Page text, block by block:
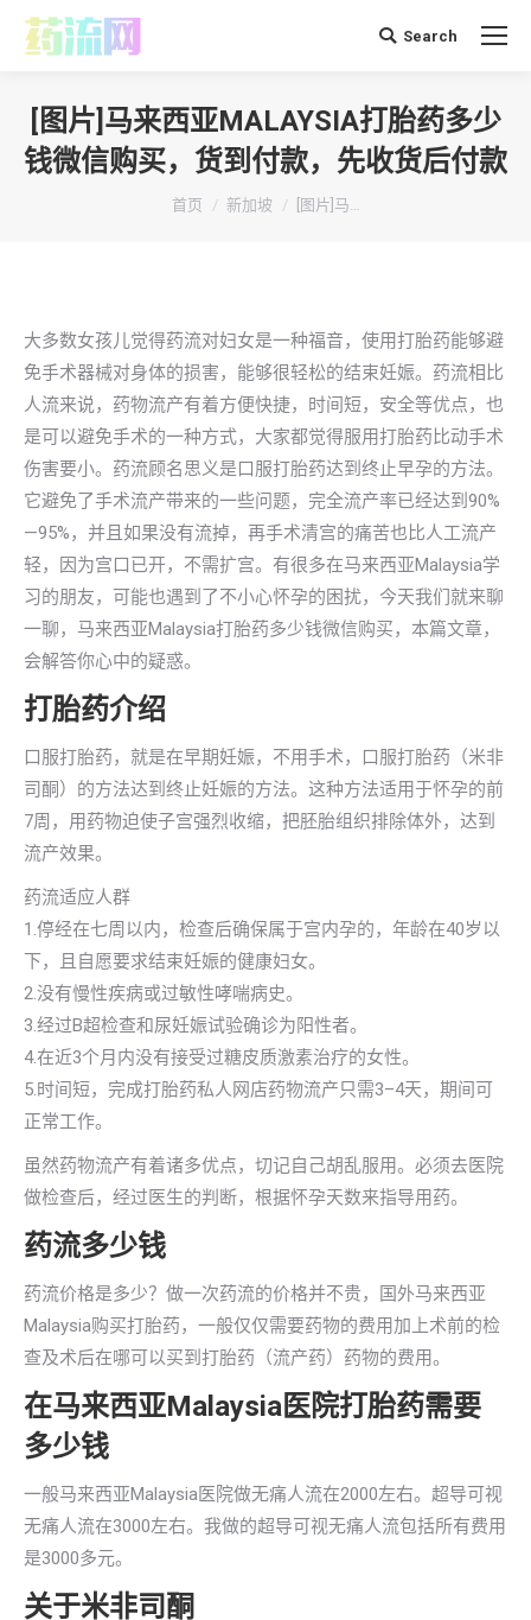
搜 Search
[图片]马来西亚MALAYSIA打胎药多少
钱微信购买，货到付款，先收货后付款
你在这里：
首页 新加坡 [图片]马…
大多数女孩儿觉得药流对妇女是一种福音，使用打胎药能够避
免手术器械对身体的损害，能够很轻松的结束妊娠。药流相比
人流来说，药物流产有着方便快捷，时间短，安全等优点，也
是可以避免手术的一种方式，大家都觉得服用打胎药比动手术
伤害要小。药流顾名思义是口服打胎药达到终止早孕的方法。
它避免了手术流产带来的一些问题，完全流产率已经达到90%
—95%，并且如果没有流掉，再手术清宫的痛苦也比人工流产
轻，因为宫口已开，不需扩宫。有很多在马来西亚Malaysia学
习的朋友，可能也遇到了不小心怀孕的困扰，今天我们就来聊
一聊，马来西亚Malaysia打胎药多少钱微信购买，本篇文章，
会解答你心中的疑惑。
打胎药介绍
口服打胎药，就是在早期妊娠，不用手术，口服打胎药（米非
司酮）的方法达到终止妊娠的方法。这种方法适用于怀孕的前
7周，用药物迫使子宫强烈收缩，把胚胎组织排除体外，达到
流产效果。
药流适应人群
1.停经在七周以内，检查后确保属于宫内孕的，年龄在40岁以
下，且自愿要求结束妊娠的健康妇女。
2.没有慢性疾病或过敏性哮喘病史。
3.经过B超检查和尿妊娠试验确诊为阳性者。
4.在近3个月内没有接受过糖皮质激素治疗的女性。
5.时间短，完成打胎药私人网店药物流产只需3–4天，期间可
正常工作。
虽然药物流产有着诸多优点，切记自己胡乱服用。必须去医院
做检查后，经过医生的判断，根据怀孕天数来指导用药。
药流多少钱
药流价格是多少？做一次药流的价格并不贵，国外马来西亚
Malaysia购买打胎药，一般仅仅需要药物的费用加上术前的检
查及术后在哪可以买到打胎药（流产药）药物的费用。
在马来西亚Malaysia医院打胎药需要
多少钱
一般马来西亚Malaysia医院做无痛人流在2000左右。超导可视
无痛人流在3000左右。我做的超导可视无痛人流包括所有费用
是3000多元。
关于米非司酮